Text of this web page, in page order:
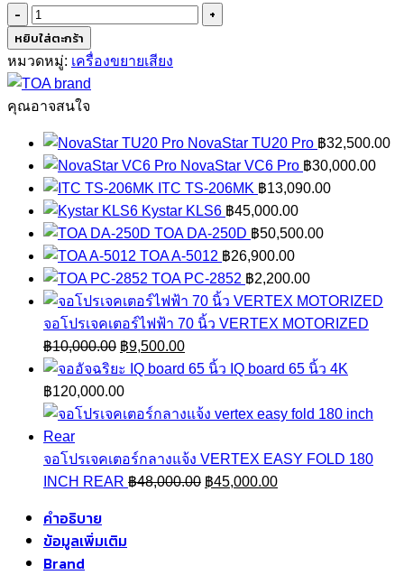
จำนวน
TOA
A-
2060
H
หยิบใส่ตะกร้า
หมวดหมู่: เครื่องขยายเสียง
คุณอาจสนใจ
NovaStar TU20 Pro ฿32,500.00
NovaStar VC6 Pro ฿30,000.00
ITC TS-206MK ฿13,090.00
Kystar KLS6 ฿45,000.00
TOA DA-250D ฿50,500.00
TOA A-5012 ฿26,900.00
TOA PC-2852 ฿2,200.00
จอโปรเจคเตอร์ไฟฟ้า 70 นิ้ว VERTEX MOTORIZED
฿10,000.00 Original
price
was:
฿10,000.00.
฿9,500.00Current
price
฿9,500.00.
IQ board 65 นิ้ว 4K
฿120,000.00
จอโปรเจคเตอร์กลางแจ้ง VERTEX EASY FOLD 180
INCH REAR ฿48,000.00 Original
฿45,000.00Current
คำอธิบาย
ข้อมูลเพิ่มเติม
Brand